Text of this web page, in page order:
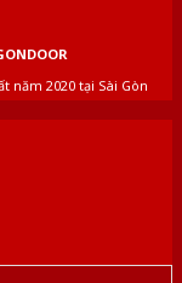
năm 2020 tại Sài Gòn